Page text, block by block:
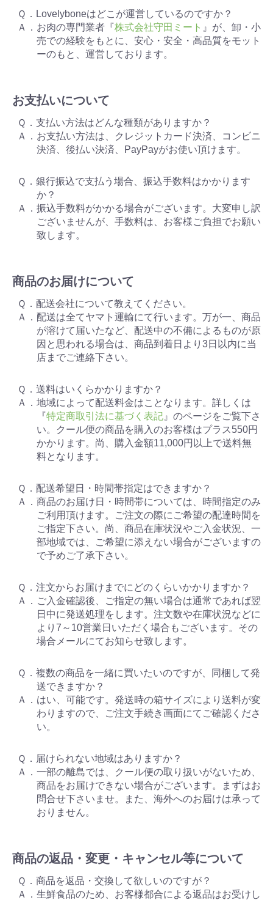
Ｑ．Lovelyboneはどこが運営しているのですか？
Ａ．お肉の専門業者『株式会社守田ミート 』が、卸・小
売での経験をもとに、安心・安全・高品質をモット
ーのもと、運営しております。
お支払いについて
Ｑ．支払い方法はどんな種類がありますか？
Ａ．お支払い方法は、クレジットカード決済、コンビニ
決済、後払い決済、PayPayがお使い頂けます。
Ｑ．銀行振込で支払う場合、振込手数料はかかります
か？
Ａ．振込手数料がかかる場合がございます。大変申し訳
ございませんが、手数料は、お客様ご負担でお願い
致します。
商品のお届けについて
Ｑ．配送会社について教えてください。
Ａ．配送は全てヤマト運輸にて行います。万が一、商品
が溶けて届いたなど、配送中の不備によるものが原
因と思われる場合は、商品到着日より3日以内に当
店までご連絡下さい。
Ｑ．送料はいくらかかりますか？
Ａ．地域によって配送料金はことなります。詳しくは
『特定商取引法に基づく表記 』のページをご覧下さ
い。クール便の商品を購入のお客様はプラス550円
かかります。尚、購入金額11,000円以上で送料無
料となります。
Ｑ．配送希望日・時間帯指定はできますか？
Ａ．商品のお届け日・時間帯については、時間指定のみ
ご利用頂けます。ご注文の際にご希望の配達時間を
ご指定下さい。尚、商品在庫状況やご入金状況、一
部地域では、ご希望に添えない場合がございますの
で予めご了承下さい。
Ｑ．注文からお届けまでにどのくらいかかりますか？
Ａ．ご入金確認後、ご指定の無い場合は通常であれば翌
日中に発送処理をします。注文数や在庫状況などに
より7～10営業日いただく場合もございます。その
場合メールにてお知らせ致します。
Ｑ．複数の商品を一緒に買いたいのですが、同梱して発
送できますか？
Ａ．はい、可能です。発送時の箱サイズにより送料が変
わりますので、ご注文手続き画面にてご確認くださ
い。
Ｑ．届けられない地域はありますか？
Ａ．一部の離島では、クール便の取り扱いがないため、
商品をお届けできない場合がございます。まずはお
問合せ下さいませ。また、海外へのお届けは承って
おりません。
商品の返品・変更・キャンセル等について
Ｑ．商品を返品・交換して欲しいのですが？
Ａ．生鮮食品のため、お客様都合による返品はお受けし